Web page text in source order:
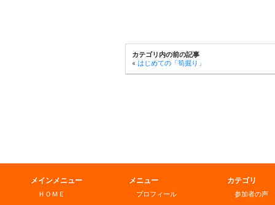
カテゴリ内の前の記事
« はじめての「筍掘り」
メインメニュー
ＨＯＭＥ
メニュー
プロフィール
カテゴリ
参加者の声